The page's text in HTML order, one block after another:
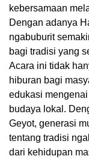
kebersamaan
Dengan adanya
ngabuburit
bagi tradisi yang
Acara ini tidak
hiburan bagi
edukasi
budaya lokal.
Geyot, generasi
tentang tradisi
dari kehidupan